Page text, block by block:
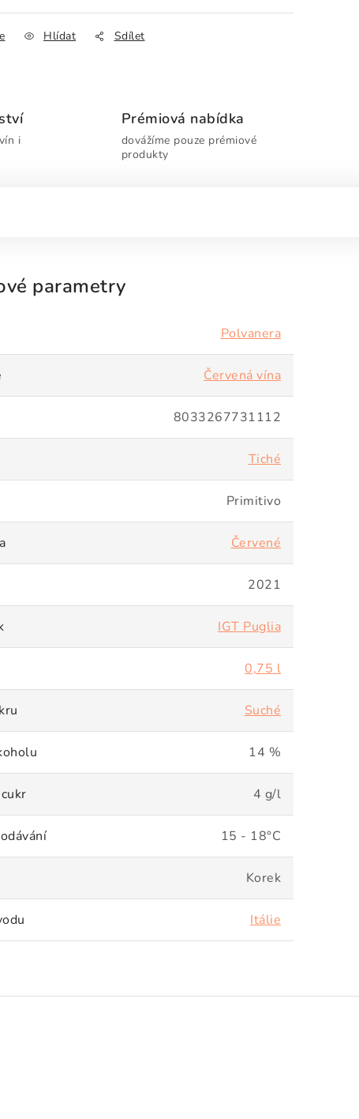
Hlídat Sdílet
i
Prémiová nabídka
dovážíme pouze prémiové
produkty
parametry
Polvanera
Červená vína
8033267731112
Tiché
Primitivo
Červené
2021
IGT Puglia
0,75 l
Suché
14 %
4 g/l
15 - 18°C
Korek
Itálie